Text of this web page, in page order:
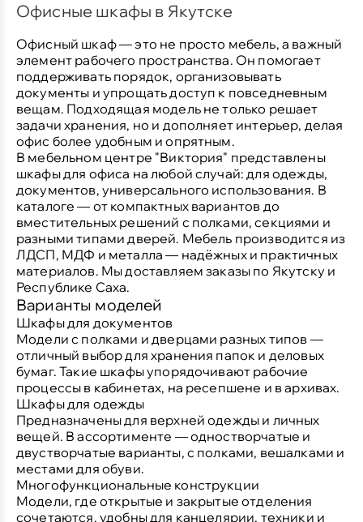
Офисные шкафы в Якутске
Офисный шкаф — это не просто мебель, а важный
элемент рабочего пространства. Он помогает
поддерживать порядок, организовывать
документы и упрощать доступ к повседневным
вещам. Подходящая модель не только решает
задачи хранения, но и дополняет интерьер, делая
офис более удобным и опрятным.
В мебельном центре "Виктория" представлены
шкафы для офиса на любой случай: для одежды,
документов, универсального использования. В
каталоге — от компактных вариантов до
вместительных решений с полками, секциями и
разными типами дверей. Мебель производится из
ЛДСП, МДФ и металла — надёжных и практичных
материалов. Мы доставляем заказы по Якутску и
Республике Саха.
Варианты моделей
Шкафы для документов
Модели с полками и дверцами разных типов —
отличный выбор для хранения папок и деловых
бумаг. Такие шкафы упорядочивают рабочие
процессы в кабинетах, на ресепшене и в архивах.
Шкафы для одежды
Предназначены для верхней одежды и личных
вещей. В ассортименте — одностворчатые и
двустворчатые варианты, с полками, вешалками и
местами для обуви.
Многофункциональные конструкции
Модели, где открытые и закрытые отделения
сочетаются, удобны для канцелярии, техники и